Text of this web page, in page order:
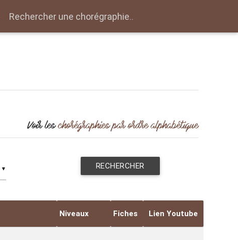
Voir leschorégraphies par ordre alphabétique
▼ RECHERCHER
Niveaux Fiches Lien Youtube